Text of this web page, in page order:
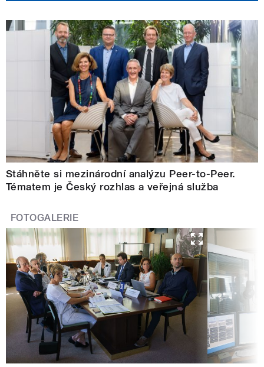
Stáhněte si mezinárodní analýzu Peer-to-Peer.
Tématem je Český rozhlas a veřejná služba
FOTOGALERIE